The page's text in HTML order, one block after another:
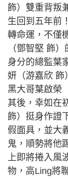
飾）雙重背叛
生回到五年前
轉命運，不僅
（鄧智堅 飾
身分的總監葉
妍（游嘉欣 飾
黑大哥葉啟榮
其後，幸如在
飾）挺身作證
假面具，並大
鬼，順勢將他
上即將捲入風
物，高Ling將